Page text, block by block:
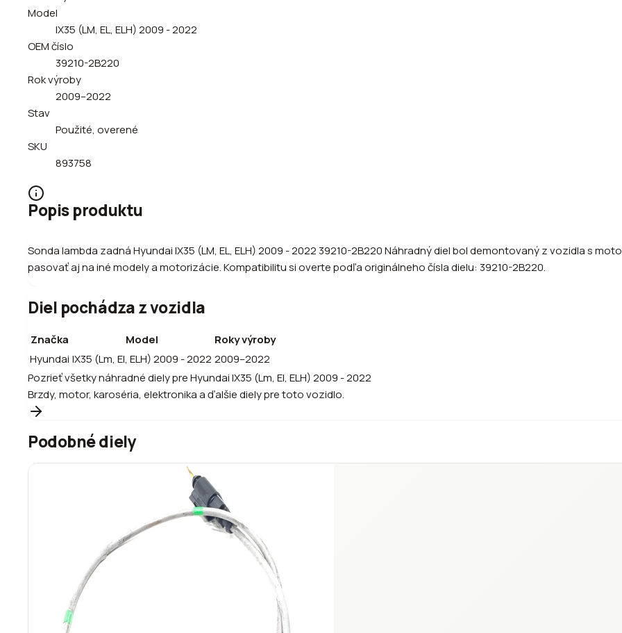
Model
IX35 (LM, EL, ELH) 2009 - 2022
OEM číslo
39210-2B220
Rok výroby
2009–2022
Stav
Použité, overené
SKU
893758
Popis produktu
Sonda lambda zadná Hyundai IX35 (LM, EL, ELH) 2009 - 2022 39210-2B220 Náhradný diel bol demontovaný z vozidla s
pasovať aj na iné modely a motorizácie. Kompatibilitu si overte podľa originálneho čísla dielu: 39210-2B220.
Diel pochádza z vozidla
Značka Model
Roky výroby
Hyundai IX35 (Lm, El, ELH) 2009 - 2022 2009–2022
Pozrieť všetky náhradné diely preHyundaiIX35 (Lm, El, ELH) 2009 - 2022
Brzdy, motor, karoséria, elektronika a ďalšie diely pre toto vozidlo.
Podobné diely